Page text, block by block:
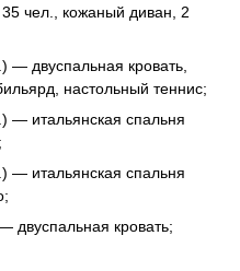
чел., кожаный диван, 2
) — двуспальная кровать,
настольный теннис;
) — итальянская спальня
) — итальянская спальня
кровать;